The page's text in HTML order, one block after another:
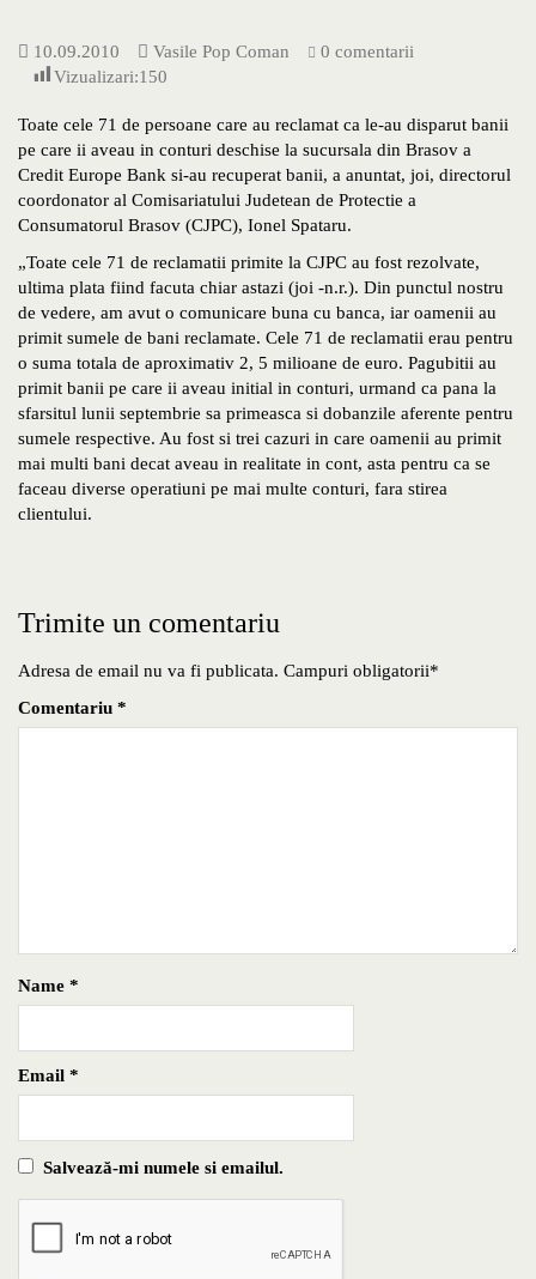
10.09.2010 Vasile Pop Coman
0 comentarii
Vizualizari:150
Toate cele 71 de persoane care au reclamat ca le-au disparut banii
pe care ii aveau in conturi deschise la sucursala din Brasov a
Credit Europe Bank si-au recuperat banii, a anuntat, joi, directorul
coordonator al Comisariatului Judetean de Protectie a
Consumatorul Brasov (CJPC), Ionel Spataru.
„Toate cele 71 de reclamatii primite la CJPC au fost rezolvate,
ultima plata fiind facuta chiar astazi (joi -n.r.). Din punctul nostru
de vedere, am avut o comunicare buna cu banca, iar oamenii au
primit sumele de bani reclamate. Cele 71 de reclamatii erau pentru
o suma totala de aproximativ 2, 5 milioane de euro. Pagubitii au
primit banii pe care ii aveau initial in conturi, urmand ca pana la
sfarsitul lunii septembrie sa primeasca si dobanzile aferente pentru
sumele respective. Au fost si trei cazuri in care oamenii au primit
mai multi bani decat aveau in realitate in cont, asta pentru ca se
faceau diverse operatiuni pe mai multe conturi, fara stirea
clientului.
Trimite un comentariu
Adresa de email nu va fi publicata. Campuri obligatorii*
Comentariu *
Name *
Email *
Salvează-mi numele si emailul.